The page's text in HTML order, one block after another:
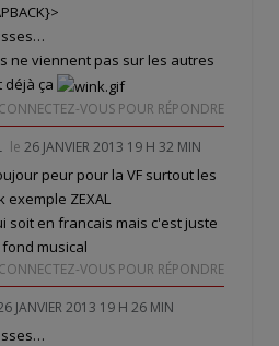
ne viennent pas sur les autres
déjà ça
CONNECTEZ-VOUS POUR RÉPONDRE
le 26 JANVIER 2013 19 H 32 MIN
peur pour la VF surtout les
ZEXAL
soit en francais mais c'est juste
musical
CONNECTEZ-VOUS POUR RÉPONDRE
JANVIER 2013 19 H 26 MIN